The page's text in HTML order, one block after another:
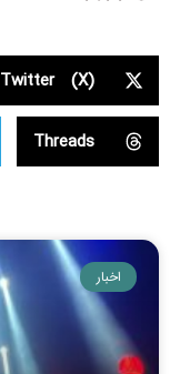
Twitter (X)
Threads
اخبار